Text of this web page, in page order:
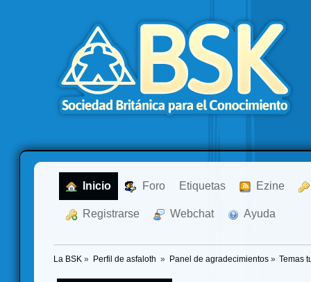
Inicio Foro Etiquetas Ezine
Registrarse Webchat Ayuda
La BSK » Perfil de asfaloth » Panel de agradecimientos» Temas